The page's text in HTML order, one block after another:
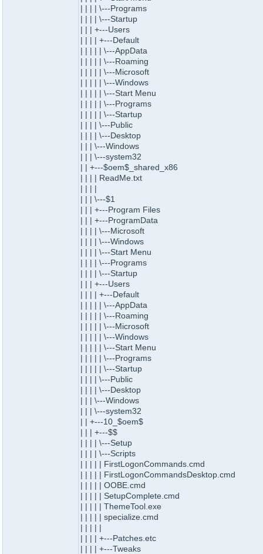
| | | | \---Programs
| | | | \---Startup
| | | +---Users
| | | | +---Default
| | | | | \---AppData
| | | | | \---Roaming
| | | | | \---Microsoft
| | | | | \---Windows
| | | | | \---Start Menu
| | | | | \---Programs
| | | | | \---Startup
| | | | \---Public
| | | | \---Desktop
| | | \---Windows
| | | \---system32
| | +---$oem$_shared_x86
| | | | ReadMe.txt
| | | |
| | | \---$1
| | | +---Program Files
| | | +---ProgramData
| | | | \---Microsoft
| | | | \---Windows
| | | | \---Start Menu
| | | | \---Programs
| | | | \---Startup
| | | +---Users
| | | | +---Default
| | | | | \---AppData
| | | | | \---Roaming
| | | | | \---Microsoft
| | | | | \---Windows
| | | | | \---Start Menu
| | | | | \---Programs
| | | | | \---Startup
| | | | \---Public
| | | | \---Desktop
| | | \---Windows
| | | \---system32
| | +---10_$oem$
| | | +---$$
| | | | \---Setup
| | | | \---Scripts
| | | | | FirstLogonCommands.cmd
| | | | | FirstLogonCommandsDesktop.cmd
| | | | | OOBE.cmd
| | | | | SetupComplete.cmd
| | | | | ThemeTool.exe
| | | | | specialize.cmd
| | | | |
| | | | +---Patches.etc
| | | | +---Tweaks